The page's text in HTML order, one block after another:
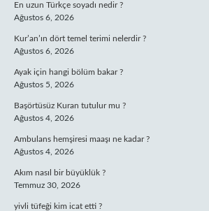
En uzun Türkçe soyadı nedir ?
Ağustos 6, 2026
Kur’an’ın dört temel terimi nelerdir ?
Ağustos 6, 2026
Ayak için hangi bölüm bakar ?
Ağustos 5, 2026
Başörtüsüz Kuran tutulur mu ?
Ağustos 4, 2026
Ambulans hemşiresi maaşı ne kadar ?
Ağustos 4, 2026
Akım nasıl bir büyüklük ?
Temmuz 30, 2026
yivli tüfeği kim icat etti ?